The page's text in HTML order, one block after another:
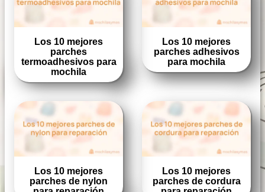
Los 10 mejores
parches
termoadhesivos para
mochila
Los 10 mejores
parches adhesivos
para mochila
Los 10 mejores
parches de nylon
Los 10 mejores
parches de cordura